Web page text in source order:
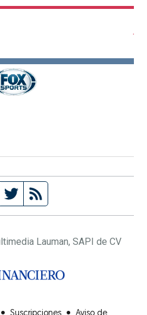
Lauman, SAPI de CV
(Opens in new